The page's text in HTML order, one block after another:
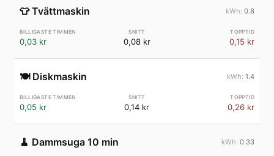
👕 Tvättmaskin 0.8
0,03 kr 0,08 kr 0,15 kr
🍽️ Diskmaskin 1.4
0,05 kr 0,14 kr 0,26 kr
🧹 Dammsuga 10 min 0.33